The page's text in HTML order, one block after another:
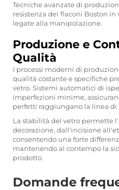
Tecniche avanzate di
resistenza dei flaconi Boston
legate alla manipolazione.
Produzione e
Qualità
I processi moderni di
qualità costante e specifiche
vetro. Sistemi automatici di
imperfezioni minime,
perfetti raggiungano la linea
La stabilità del vetro permette
decorazione, dall'incisione
consentendo una forte
mantenendo al contempo la
prodotto.
Domande